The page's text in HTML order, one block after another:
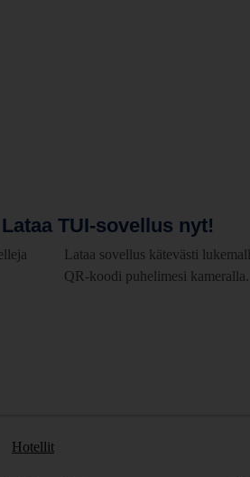
Lataa TUI-sovellus nyt!
Lataa sovellus kätevästi
QR-koodi puhelimesi kameralla.
Hotellit